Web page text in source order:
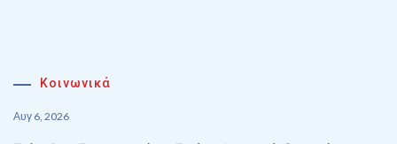
Κοινωνικά
Αυγ 6, 2026